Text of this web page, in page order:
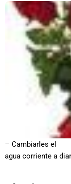
– Cambiarles el
agua corriente a